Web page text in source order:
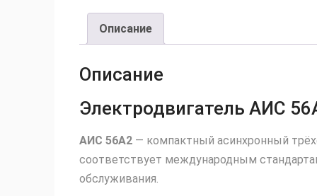
Описание
Описание
Электродвигатель АИС
АИС 56А2 — компактный асинхронный
соответствует международным
обслуживания.